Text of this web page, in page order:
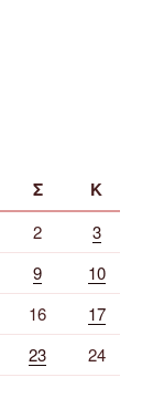
Σ Κ
2
3
9
10
16
17
23
24